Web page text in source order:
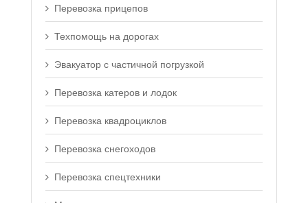
Перевозка прицепов
Техпомощь на дорогах
Эвакуатор с частичной погрузкой
Перевозка катеров и лодок
Перевозка квадроциклов
Перевозка снегоходов
Перевозка спецтехники